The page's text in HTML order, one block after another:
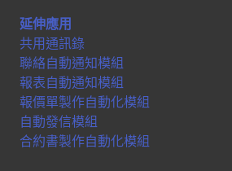
延伸應用
共用通訊錄
聯絡自動通知模組
報表自動通知模組
報價單製作自動化模組
自動發信模組
合約書製作自動化模組